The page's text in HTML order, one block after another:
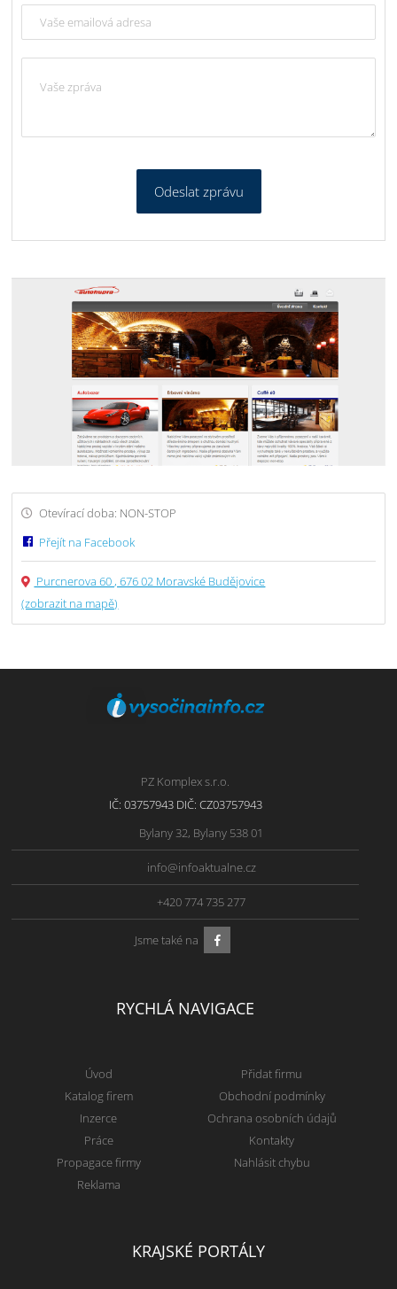
Odeslat zprávu
Otevírací doba: NON-STOP
Přejít na Facebook
Purcnerova 60 , 676 02 Moravské Budějovice
(zobrazit na mapě)
PZ Komplex s.r.o.
IČ: 03757943 DIČ: CZ03757943
Bylany 32, Bylany 538 01
info@infoaktualne.cz
+420 774 735 277
Jsme také na
RYCHLÁ NAVIGACE
Úvod
Katalog firem
Inzerce
Práce
Propagace firmy
Reklama
Přidat firmu
Obchodní podmínky
Ochrana osobních údajů
Kontakty
Nahlásit chybu
KRAJSKÉ PORTÁLY